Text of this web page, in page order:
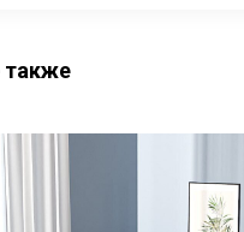
также